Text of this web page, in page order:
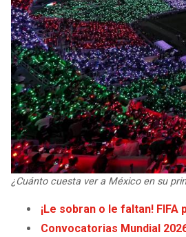
¿Cuánto cuesta ver a México en su
¡Le sobran o le faltan!
Convocatorias Mundial